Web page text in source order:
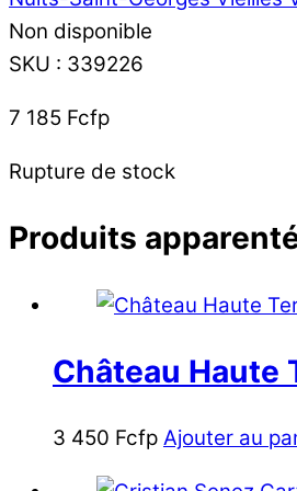
Non disponible
SKU : 339226
7 185 Fcfp
Rupture de stock
Produits
Château Haute
3 450 Fcfp Ajouter au